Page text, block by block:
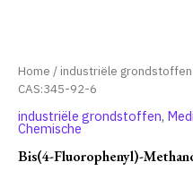
Home /industriële grondstoffen
CAS:345-92-6
industriële grondstoffen,
Chemische
Bis(4-Fluorophenyl)-